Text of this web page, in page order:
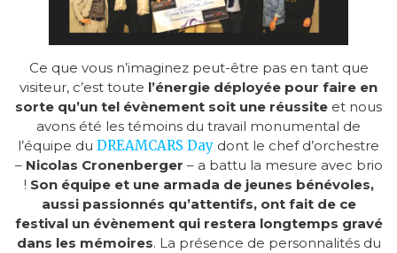
Ce que vous n’imaginez peut-être pas en tant que
visiteur, c’est toute l’énergie déployée pour faire en
sorte qu’un tel évènement soit une réussite et nous
avons été les témoins du travail monumental de
l’équipe du DREAMCARS Day dont le chef d’orchestre
– Nicolas Cronenberger – a battu la mesure avec brio
! Son équipe et une armada de jeunes bénévoles,
aussi passionnés qu’attentifs, ont fait de ce
festival un évènement qui restera longtemps gravé
dans les mémoires. La présence de personnalités du